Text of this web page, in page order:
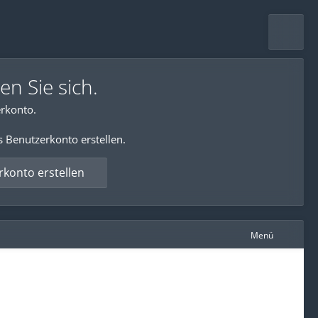
Sie sich.
Benutzerkonto erstellen.
erstellen
Menü